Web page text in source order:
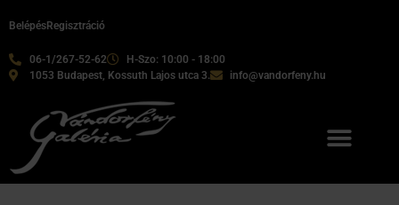
06-1/267-52-62
H-Szo: 10:00 - 18:00
1053 Budapest, Kossuth Lajos utca 3.
info@vandorfeny.hu
BelépésRegisztráció